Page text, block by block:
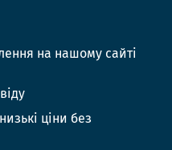
на нашому сайті
ціни без